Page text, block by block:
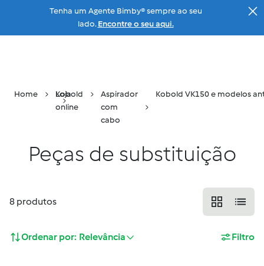
Ir para a página principal
Tenha um Agente Bimby® sempre ao seu
lado. Encontre o seu aqui.
Home
Loja
online
Kobold
Aspirador
com
cabo
Kobold VK150 e modelos
Peças de substituição
8 produtos
Ordenar por: Relevância Filtro